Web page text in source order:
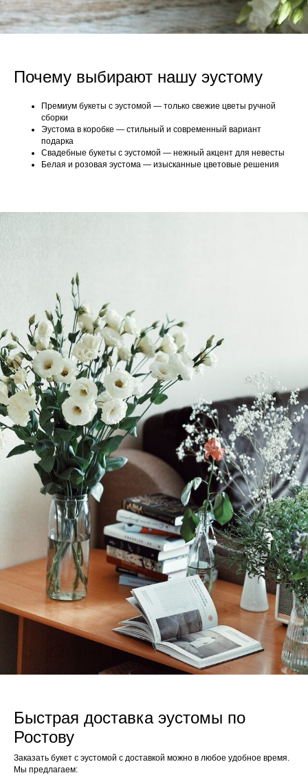
Почему выбирают нашу эустому
Премиум букеты с эустомой — только свежие цветы ручной
сборки
Эустома в коробке — стильный и современный вариант
подарка
Свадебные букеты с эустомой — нежный акцент для невесты
Белая и розовая эустома — изысканные цветовые решения
Быстрая доставка эустомы по
Ростову
Заказать букет с эустомой с доставкой можно в любое удобное время.
Мы предлагаем: